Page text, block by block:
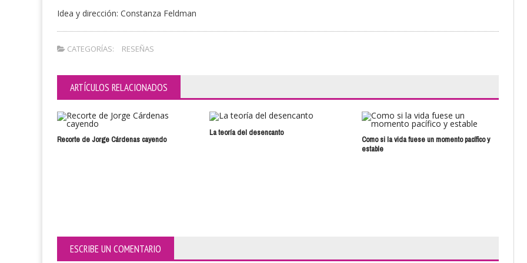
Idea y dirección: Constanza Feldman
CATEGORÍAS: RESEÑAS
ARTÍCULOS RELACIONADOS
Recorte de Jorge Cárdenas cayendo
La teoría del desencanto
Como si la vida fuese un momento pacífico y
estable
ESCRIBE UN COMENTARIO